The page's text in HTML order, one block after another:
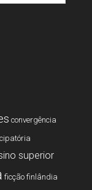
convergência
superior
ficção finlândia